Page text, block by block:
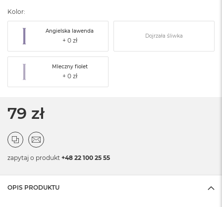
Kolor:
Angielska lawenda
Dojrzała śliwka
Mleczny fiolet
79 zł
zapytaj o produkt +48 22 100 25 55
OPIS PRODUKTU